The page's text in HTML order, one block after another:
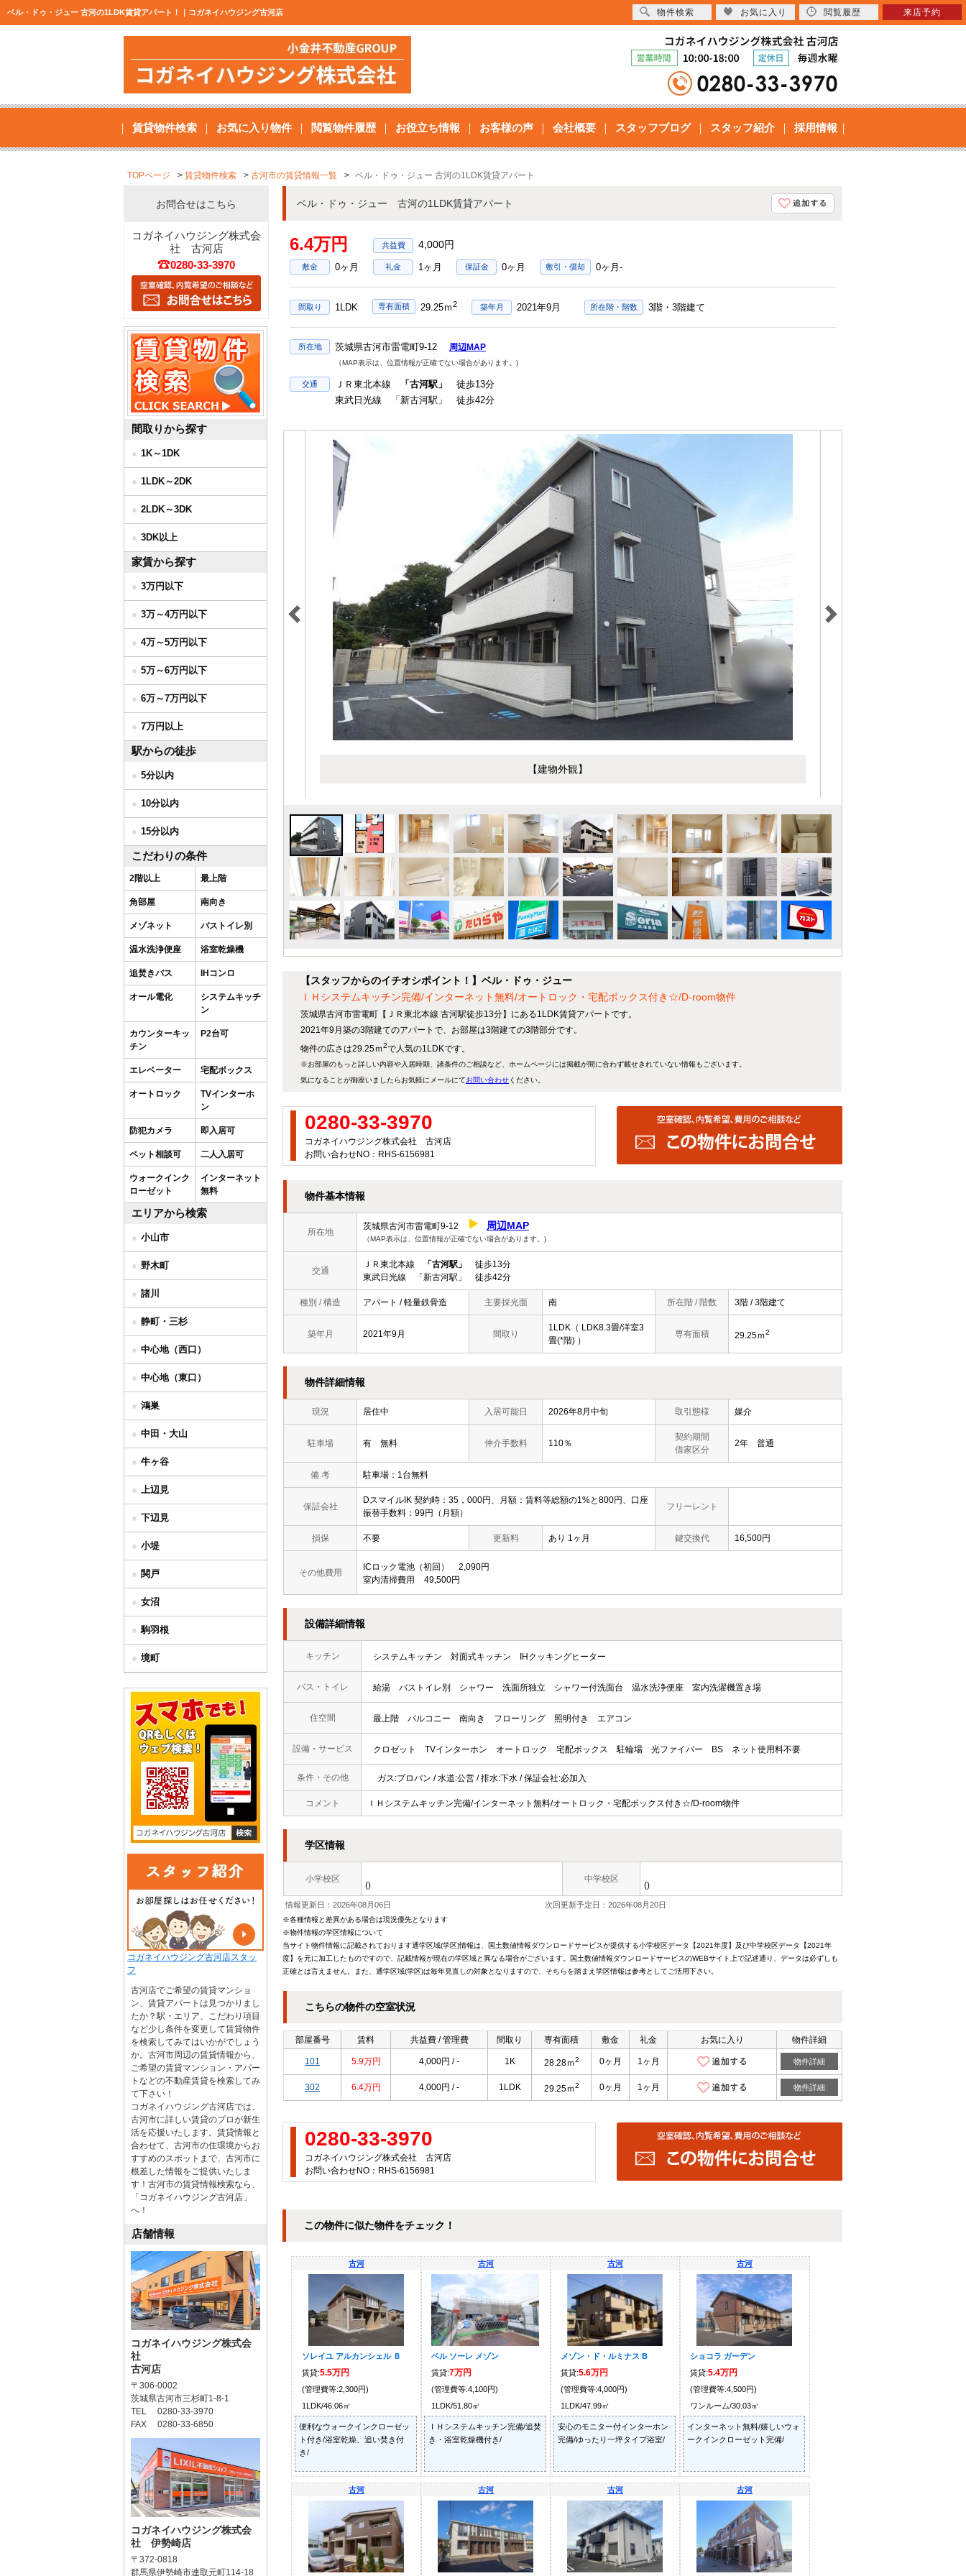
ベル・ドゥ・ジュー 古河の1LDK賃貸アパート！｜コガネイハウジング古河店
賃貸物件検索 お気に入り物件 閲覧物件履歴 お役立ち情報 お客様の声 会社概要 スタッフブログ スタッフ紹介 採用情報
TOPページ 賃貸物件検索 古河市の賃貸情報一覧 ベル・ドゥ・ジュー 古河の1LDK賃貸アパート
ベル・ドゥ・ジュー 古河の1LDK賃貸アパート
6.4万円 4,000円
敷金 0ヶ月 礼金 1ヶ月 保証金 0ヶ月 敷引・償却 0ヶ月-
間取り 1LDK 専有面積 29.25ｍ2 築年月 2021年9月 所在階・階数 3階・3階建て
所在地 茨城県古河市雷電町9-12 周辺MAP
（MAP表示は、位置情報が正確でない場合があります。)
交通 ＪＲ東北本線 「古河駅」
徒歩13分
東武日光線 「新古河駅」 徒歩42分
【建物外観】
【スタッフからのイチオシポイント！】ベル・ドゥ・ジュー
ＩＨシステムキッチン完備/インターネット無料/オートロック・宅配ボックス付き☆/D-room物件
茨城県古河市雷電町【ＪＲ東北本線 古河駅徒歩13分】にある1LDK賃貸アパートです。
2021年9月築の3階建てのアパートで、お部屋は3階建ての3階部分です。
物件の広さは29.25ｍ2で人気の1LDKです。
※お部屋のもっと詳しい内容や入居時期、諸条件のご相談など、ホームページには掲載が間に合わず載せきれていない情報もございます。
気になることが御座いましたらお気軽にメールにてお問い合わせください。
0280-33-3970
コガネイハウジング株式会社 古河店
お問い合わせNO：RHS-6156981
物件基本情報
所在地
茨城県古河市雷電町9-12 周辺MAP
（MAP表示は、位置情報が正確でない場合があります。)
交通
ＪＲ東北本線 「古河駅」
徒歩13分
東武日光線 「新古河駅」 徒歩42分
種別 / 構造 アパート / 軽量鉄骨造 主要採光面 南 所在階 / 階数 3階 / 3階建て
築年月 2021年9月 間取り
1LDK（ LDK8.3畳/洋室3
畳(*階) ）
専有面積 29.25ｍ2
物件詳細情報
現況 居住中 入居可能日 2026年8月中旬 取引態様 媒介
駐車場 有 無料 仲介手数料 110％
契約期間
借家区分
2年 普通
備 考 駐車場：1台無料
保証会社
DスマイルIK 契約時：35，000円、月額：賃料等総額の1%と800円、口座
振替手数料：99円（月額）
フリーレント
損保 不要 更新料 あり 1ヶ月 鍵交換代 16,500円
その他費用
ICロック電池（初回）
2,090円
室内清掃費用
49,500円
設備詳細情報
キッチン システムキッチン 対面式キッチン IHクッキングヒーター
バス・トイレ 給湯 バストイレ別 シャワー 洗面所独立 シャワー付洗面台 温水洗浄便座 室内洗濯機置き場
住空間 最上階 バルコニー 南向き フローリング 照明付き エアコン
設備・サービス クロゼット TVインターホン オートロック 宅配ボックス 駐輪場 光ファイバー BS ネット使用料不要
条件・その他 ガス:プロパン / 水道:公営 / 排水:下水 / 保証会社:必加入
コメント ＩＨシステムキッチン完備/インターネット無料/オートロック・宅配ボックス付き☆/D-room物件
学区情報
小学校区
()
中学校区
()
情報更新日：2026年08月06日 次回更新予定日：2026年08月20日
※各種情報と差異がある場合は現況優先となります
※物件情報の学区情報について
当サイト物件情報に記載されております通学区域(学区)情報は、国土数値情報ダウンロードサービスが提供する小学校区データ【2021年度】及び中学校区データ【2021年
度】を元に加工したものですので、記載情報が現在の学区域と異なる場合がございます。国土数値情報ダウンロードサービスのWEBサイト上で記述通り、データは必ずしも
正確とは言えません。また、通学区域(学区)は毎年見直しの対象となりますので、そちらを踏まえ学区情報は参考としてご活用下さい。
こちらの物件の空室状況
部屋番号 賃料 共益費 / 管理費 間取り 専有面積 敷金 礼金 お気に入り 物件詳細
101 5.9万円 4,000円 / - 1K 28.28ｍ2 0ヶ月 1ヶ月 物件詳細
302 6.4万円 4,000円 / - 1LDK 29.25ｍ2 0ヶ月 1ヶ月 物件詳細
0280-33-3970
コガネイハウジング株式会社 古河店
お問い合わせNO：RHS-6156981
この物件に似た物件をチェック！
古河
ソレイユ アルカンシェル Ｂ
賃貸:5.5万円
(管理費等:2,300円)
1LDK/46.06㎡
便利なウォークインクローゼッ
ト付き/浴室乾燥、追い焚き付
き/
古河
ベル ソーレ メゾン
賃貸:7万円
(管理費等:4,100円)
1LDK/51.80㎡
ＩＨシステムキッチン完備/追焚
き・浴室乾燥機付き/
古河
メゾン・ド・ルミナス B
賃貸:5.6万円
(管理費等:4,000円)
1LDK/47.99㎡
安心のモニター付インターホン
完備/ゆったり一坪タイプ浴室/
古河
ショコラ ガーデン
賃貸:5.4万円
(管理費等:4,500円)
ワンルーム/30.03㎡
インターネット無料/嬉しいウォ
ークインクローゼット完備/
古河 古河 古河 古河
お問合せはこちら
コガネイハウジング株式会
社 古河店
0280-33-3970
間取りから探す
1K～1DK
1LDK～2DK
2LDK～3DK
3DK以上
家賃から探す
3万円以下
3万～4万円以下
4万～5万円以下
5万～6万円以下
6万～7万円以下
7万円以上
駅からの徒歩
5分以内
10分以内
15分以内
こだわりの条件
2階以上 最上階
角部屋 南向き
メゾネット バストイレ別
温水洗浄便座 浴室乾燥機
追焚きバス IHコンロ
オール電化
システムキッチ
ン
カウンターキッ
チン
P2台可
エレベーター 宅配ボックス
オートロック
TVインターホ
ン
防犯カメラ 即入居可
ペット相談可 二人入居可
ウォークインク
ローゼット
インターネット
無料
エリアから検索
小山市
野木町
諸川
静町・三杉
中心地（西口）
中心地（東口）
鴻巣
中田・大山
牛ヶ谷
上辺見
下辺見
小堤
関戸
女沼
駒羽根
境町
コガネイハウジング古河店スタッ
フ
古河店でご希望の賃貸マンショ
ン、賃貸アパートは見つかりまし
たか？駅・エリア、こだわり項目
など少し条件を変更して賃貸物件
を検索してみてはいかがでしょう
か。古河市周辺の賃貸情報から、
ご希望の賃貸マンション・アパー
トなどの不動産賃貸を検索してみ
て下さい！
コガネイハウジング古河店では、
古河市に詳しい賃貸のプロが新生
活を応援いたします。賃貸情報と
合わせて、古河市の住環境からお
すすめのスポットまで、古河市に
根差した情報をご提供いたしま
す！古河市の賃貸情報検索なら、
「コガネイハウジング古河店」
へ！
店舗情報
コガネイハウジング株式会
社
古河店
〒306-0002
茨城県古河市三杉町1-8-1
TEL 0280-33-3970
FAX 0280-33-6850
コガネイハウジング株式会
社 伊勢崎店
〒372-0818
群馬県伊勢崎市連取元町114-18
物件検索 お気に入り 閲覧履歴 来店予約